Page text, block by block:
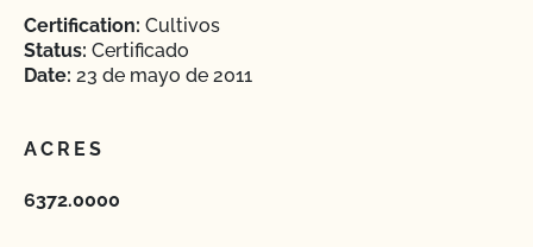
Certification: Cultivos
Status: Certificado
Date: 23 de mayo de 2011
ACRES
6372.0000